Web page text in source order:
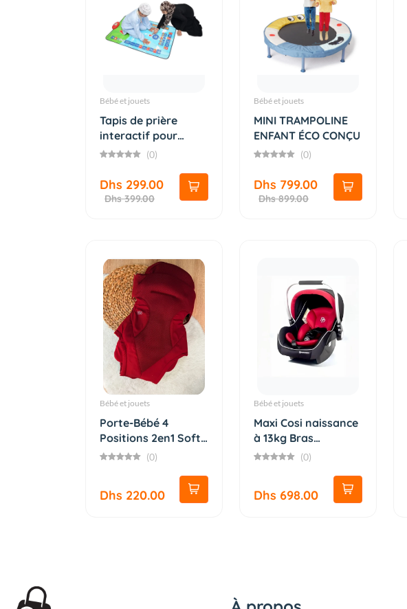
Bébé et jouets
Tapis de prière
interactif pour
enfants...(0)
Dhs 299.00
Dhs 399.00
Bébé et jouets
MINI TRAMPOLINE
ENFANT ÉCO CONÇU
(0)
Dhs 799.00
Dhs 899.00
Bébé et jouets
Porte-Bébé 4
Positions 2en1 Soft
Babyboo (0)
Dhs 220.00
Bébé et jouets
Maxi Cosi naissance
à 13kg Bras
Aluminiu...(0)
Dhs 698.00